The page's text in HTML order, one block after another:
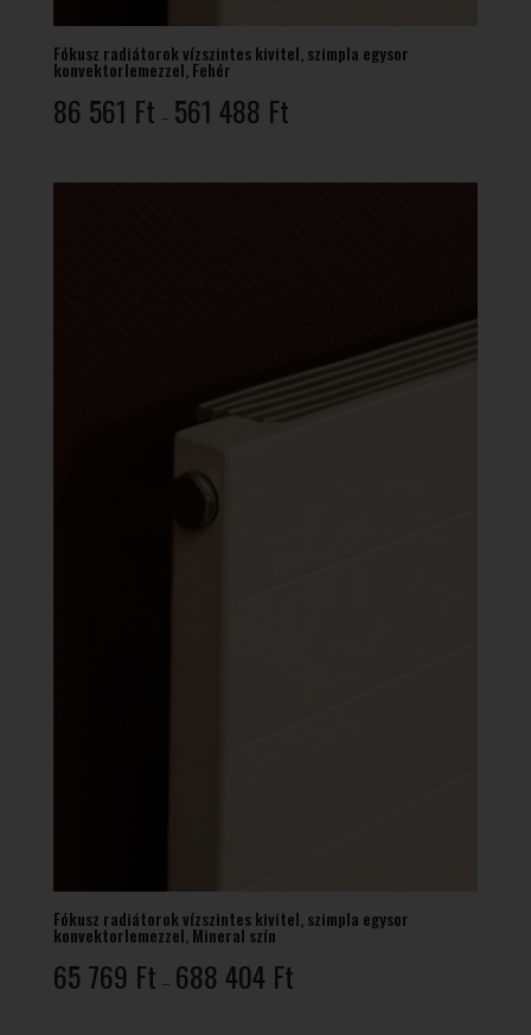
Fókusz radiátorok vízszintes kivitel, szimpla egysor
konvektorlemezzel, Fehér
86 561 Ft – 561 488 Ft86
-
Fókusz radiátorok vízszintes kivitel, szimpla egysor
konvektorlemezzel, Mineral szín
65 769 Ft – 688 404 Ft65